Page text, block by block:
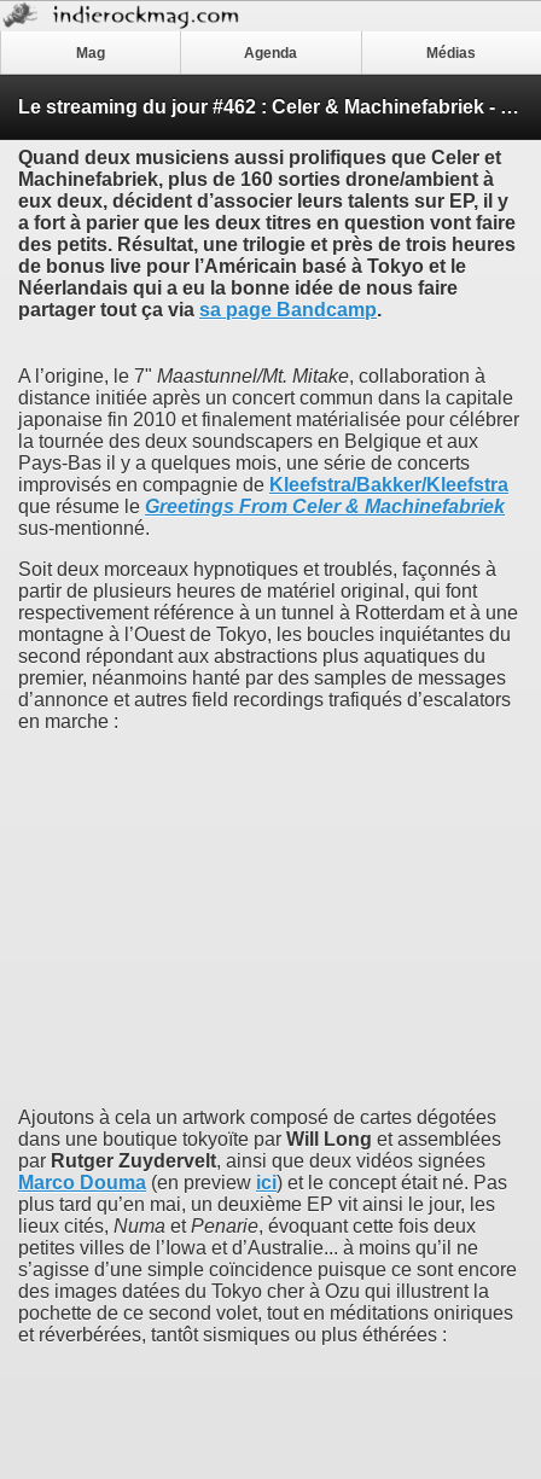
Mag Agenda Médias
Le streaming du jour #462 : Celer & Machinefabriek - ’7" Trilogy’
Quand deux musiciens aussi prolifiques que Celer et
Machinefabriek, plus de 160 sorties drone/ambient à
eux deux, décident d’associer leurs talents sur EP, il y
a fort à parier que les deux titres en question vont faire
des petits. Résultat, une trilogie et près de trois heures
de bonus live pour l’Américain basé à Tokyo et le
Néerlandais qui a eu la bonne idée de nous faire
partager tout ça via sa page Bandcamp.
A l’origine, le 7" Maastunnel/Mt. Mitake, collaboration à
distance initiée après un concert commun dans la capitale
japonaise fin 2010 et finalement matérialisée pour célébrer
la tournée des deux soundscapers en Belgique et aux
Pays-Bas il y a quelques mois, une série de concerts
improvisés en compagnie de Kleefstra/Bakker/Kleefstra
que résume le Greetings From​ Celer & Machinefabriek
sus-mentionné.
Soit deux morceaux hypnotiques et troublés, façonnés à
partir de plusieurs heures de matériel original, qui font
respectivement référence à un tunnel à Rotterdam et à une
montagne à l’Ouest de Tokyo, les boucles inquiétantes du
second répondant aux abstractions plus aquatiques du
premier, néanmoins hanté par des samples de messages
d’annonce et autres field recordings trafiqués d’escalators
en marche :
Ajoutons à cela un artwork composé de cartes dégotées
dans une boutique tokyoïte par Will Long et assemblées
par Rutger Zuydervelt, ainsi que deux vidéos signées
Marco Douma (en preview ici) et le concept était né. Pas
plus tard qu’en mai, un deuxième EP vit ainsi le jour, les
lieux cités, Numa etPenarie, évoquant cette fois deux
petites villes de l’Iowa et d’Australie... à moins qu’il ne
s’agisse d’une simple coïncidence puisque ce sont encore
des images datées du Tokyo cher à Ozu qui illustrent la
pochette de ce second volet, tout en méditations oniriques
et réverbérées, tantôt sismiques ou plus éthérées :